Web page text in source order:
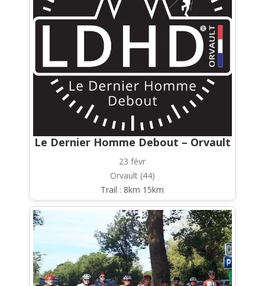
Le Dernier Homme Debout – Orvault
23 févr
Orvault (44)
Trail : 8km 15km